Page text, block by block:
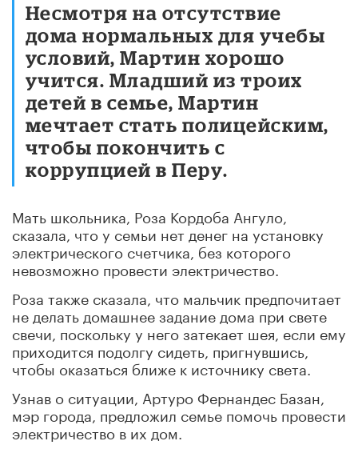
Несмотря на отсутствие
дома нормальных для учебы
условий, Мартин хорошо
учится. Младший из троих
детей в семье, Мартин
мечтает стать полицейским,
чтобы покончить с
коррупцией в Перу.
Мать школьника, Роза Кордоба Ангуло,
сказала, что у семьи нет денег на установку
электрического счетчика, без которого
невозможно провести электричество.
Роза также сказала, что мальчик предпочитает
не делать домашнее задание дома при свете
свечи, поскольку у него затекает шея, если ему
приходится подолгу сидеть, пригнувшись,
чтобы оказаться ближе к источнику света.
Узнав о ситуации, Артуро Фернандес Базан,
мэр города, предложил семье помочь провести
электричество в их дом.